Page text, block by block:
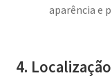
aparência e
4. Localização